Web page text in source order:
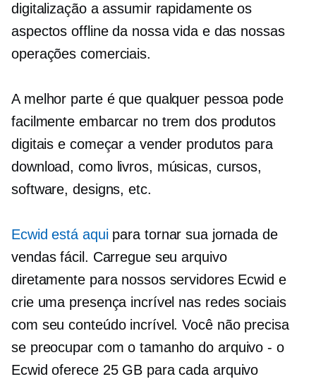
digitalização a assumir rapidamente os
aspectos offline da nossa vida e das nossas
operações comerciais.
A melhor parte é que qualquer pessoa pode
facilmente embarcar no trem dos produtos
digitais e começar a vender produtos para
download, como livros, músicas, cursos,
software, designs, etc.
Ecwid está aquipara tornar sua jornada de
vendas fácil. Carregue seu arquivo
diretamente para nossos servidores Ecwid e
crie uma presença incrível nas redes sociais
com seu conteúdo incrível. Você não precisa
se preocupar com o tamanho do arquivo - o
Ecwid oferece 25 GB para cada arquivo